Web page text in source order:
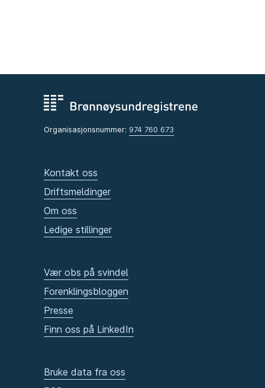
Organisasjonsnummer: 974 760 673
Kontakt oss
Driftsmeldinger
Om oss
Ledige stillinger
Vær obs på svindel
Forenklingsbloggen
Presse
Finn oss på LinkedIn
Bruke data fra oss